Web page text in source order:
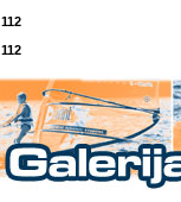
112
112